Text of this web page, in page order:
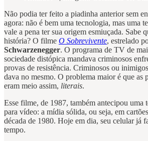
Não podia ter feito a piadinha anterior sem
agora: não é bem uma tecnologia, mas uma
vale a pena ter sua origem esmiuçada. Sabe
história? O filme O Sobrevivente, estrelado
Schwarzenegger. O programa de TV de
sociedade distópica mandava criminosos
provas de resistência. Criminosos ou
dava no mesmo. O problema maior é que as
eram meio assim, literais.
Esse filme, de 1987, também antecipou uma
para vídeo: a mídia sólida, ou seja, em
década de 1980. Hoje em dia, seu celular já
tempo.